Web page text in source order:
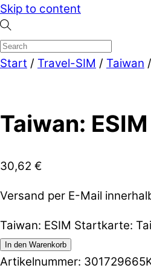
Skip to content
Start / Travel-SIM / Taiwan
Taiwan:
30,62 €
Versand per E-Mail
Taiwan: ESIM Startkarte:
In den Warenkorb
Artikelnummer: 301729665